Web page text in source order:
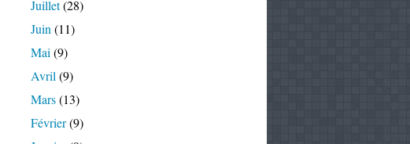
Juillet(28)
Juin (11)
Mai (9)
Avril (9)
Mars(13)
Février(9)